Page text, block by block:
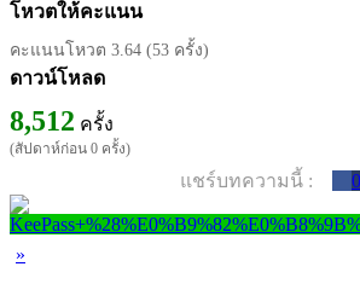
โหวตให้คะแนน
คะแนนโหวต 3.64 (53 ครั้ง)
ดาวน์โหลด
8,512 ครั้ง
(สัปดาห์ก่อน 0 ครั้ง)
แชร์บทความนี้ : 0
»